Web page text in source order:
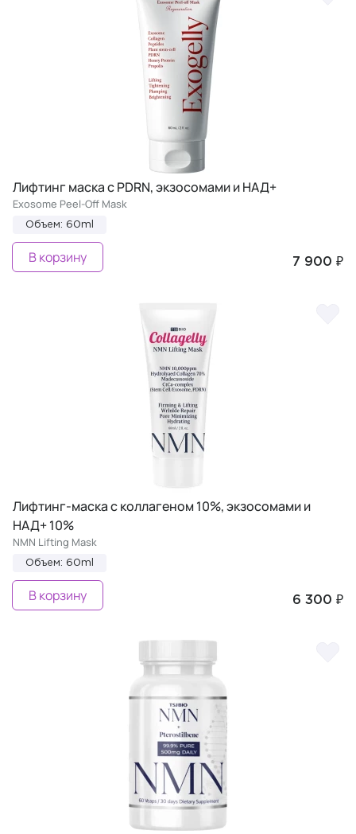
Лифтинг маска с PDRN, экзосомами и НАД+
Exosome Peel-Off Mask
Объем: 60ml
7 900 ₽
В корзину
Лифтинг-маска с коллагеном 10%, экзосомами и
НАД+ 10%
NMN Lifting Mask
Объем: 60ml
6 300 ₽
В корзину